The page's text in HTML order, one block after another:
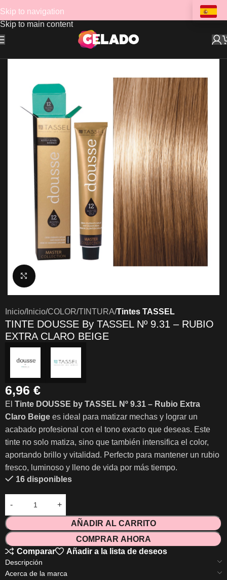
Skip to navigation
Skip to main content
Clic para ampliar
Inicio Inicio COLOR TINTURA Tintes TASSEL
TINTE DOUSSE By TASSEL Nº 9.31 – RUBIO
EXTRA CLARO BEIGE
6,96 €
El Tinte DOUSSE by TASSEL Nº 9.31 – Rubio Extra
Claro Beige es ideal para matizar mechas y lograr un
acabado profesional con el tono exacto que deseas. Este
tinte no solo matiza, sino que también intensifica el color,
aportando brillo y vitalidad. Perfecto para mantener un rubio
fresco, luminoso y lleno de vida por más tiempo.
16 disponibles
AÑADIR AL CARRITO
COMPRAR AHORA
Comparar
Añadir a la lista de deseos
Descripción
Acerca de la marca